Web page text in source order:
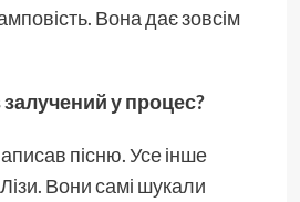
Вона дає зовсім
залучений у процес?
пісню. Усе інше
Вони самі шукали